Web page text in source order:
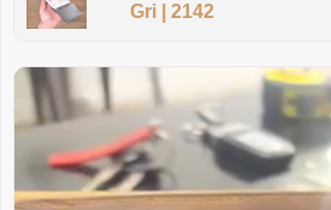
Gri | 2142